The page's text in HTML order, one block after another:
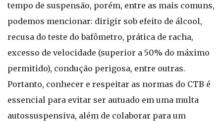
tempo de suspensão, porém, entre as mais comuns,
podemos mencionar: dirigir sob efeito de álcool,
recusa do teste do bafômetro, prática de racha,
excesso de velocidade (superior a 50% do máximo
permitido), condução perigosa, entre outras.
Portanto, conhecer e respeitar as normas do CTB é
essencial para evitar ser autuado em uma multa
autossuspensiva, além de colaborar para um